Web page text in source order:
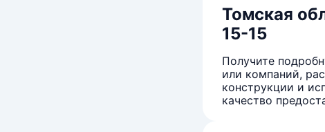
Томская
15-15
Получите
или компаний,
конструкции и
качество